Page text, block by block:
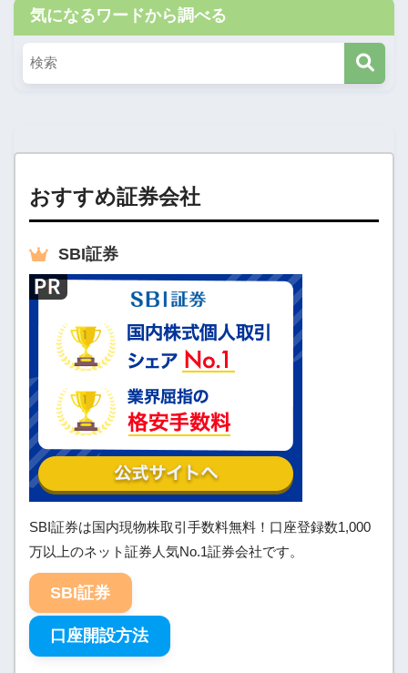
気になるワードから調べる
おすすめ証券会社
SBI証券
SBI証券は国内現物株取引手数料無料！口座登録数1,000
万以上のネット証券人気No.1証券会社です。
SBI証券
口座開設方法